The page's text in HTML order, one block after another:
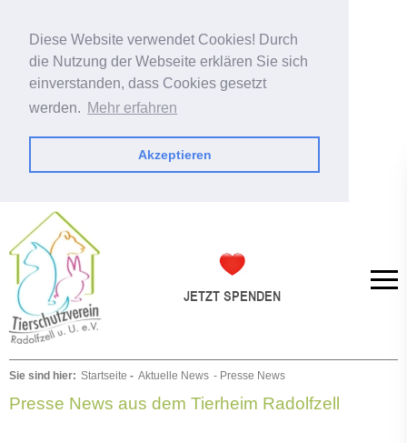
Diese Website verwendet Cookies! Durch
die Nutzung der Webseite erklären Sie sich
einverstanden, dass Cookies gesetzt
werden. Mehr erfahren
Akzeptieren
Sie sind hier: Startseite - Aktuelle News - Presse News
Presse News aus dem Tierheim Radolfzell